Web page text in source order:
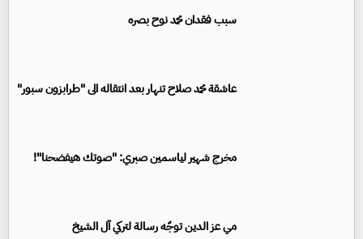
سبب فقدان محمد نوح بصره
عاشقة محمد صلاح تنهار بعد انتقاله الى "طرابزون سبور"
مخرج شهير لياسمين صبري: "صوتك هيفضحنا"!
مي عز الدين توجّه رسالة لتركي آل الشيخ